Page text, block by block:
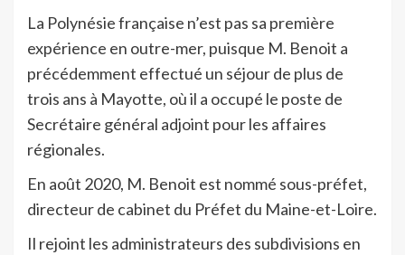
La Polynésie française n’est pas sa première
expérience en outre-mer, puisque M. Benoit a
précédemment effectué un séjour de plus de
trois ans à Mayotte, où il a occupé le poste de
Secrétaire général adjoint pour les affaires
régionales.
En août 2020, M. Benoit est nommé sous-préfet,
directeur de cabinet du Préfet du Maine-et-Loire.
Il rejoint les administrateurs des subdivisions en